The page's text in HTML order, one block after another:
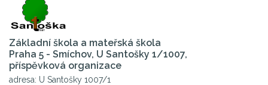
Základní škola a mateřská škola
Praha 5 - Smíchov, U Santošky 1/1007,
příspěvková organizace
adresa: U Santošky 1007/1